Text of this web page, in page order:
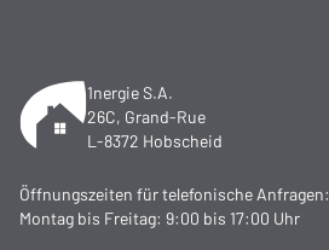
1nergie S.A.
26C, Grand-Rue
L-8372 Hobscheid
Öffnungszeiten für telefonische Anfragen:
Montag bis Freitag: 9:00 bis 17:00 Uhr